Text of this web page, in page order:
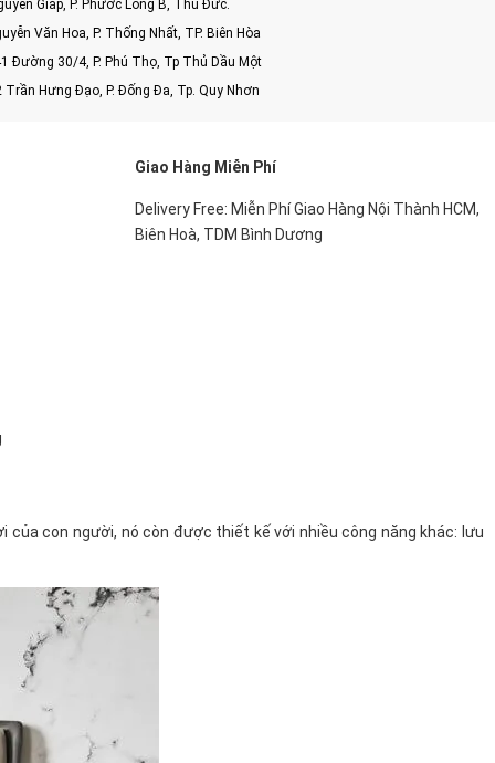
Giáp, P. Phước Long B, Thủ Đức.
Văn Hoa, P. Thống Nhất, TP. Biên Hòa
Đường 30/4, P. Phú Thọ, Tp Thủ Dầu Một
Hưng Đạo, P. Đống Đa, Tp. Quy Nhơn
Giao Hàng Miễn Phí
Delivery Free: Miễn Phí Giao Hàng Nội Thành HCM,
Biên Hoà, TDM Bình Dương
của con người, nó còn được thiết kế với nhiều công năng khác: lưu